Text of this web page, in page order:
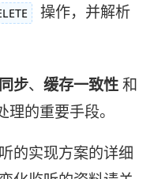
操作，并解析
步、 缓存一致性和
理的重要手段。
的实现方案的详细